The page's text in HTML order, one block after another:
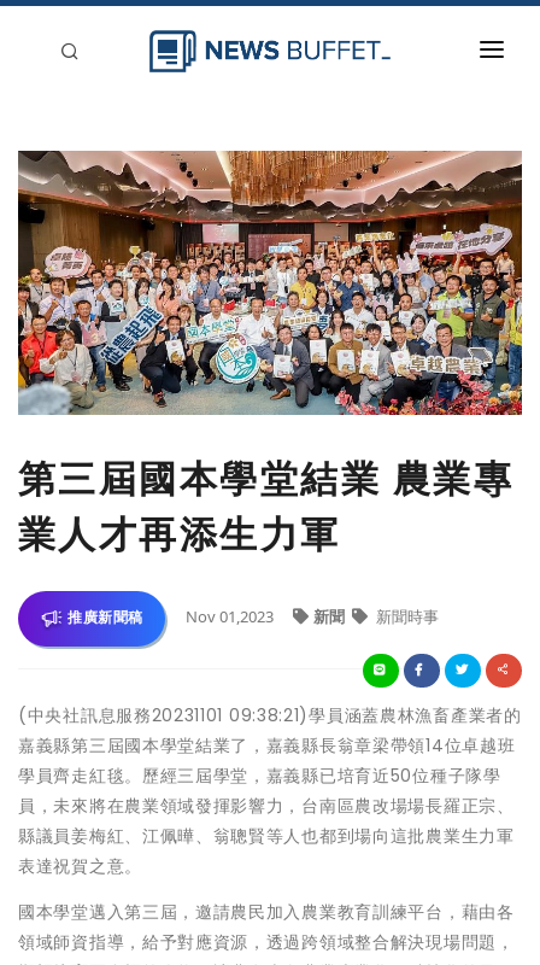
新聞稿分類
登入
刊登
第三屆國本學堂結業 農業專
業人才再添生力軍
推廣新聞稿 Nov 01,2023 新聞 新聞時事
(中央社訊息服務20231101 09:38:21)學員涵蓋農林漁畜產業者的
嘉義縣第三屆國本學堂結業了，嘉義縣長翁章梁帶領14位卓越班
學員齊走紅毯。歷經三屆學堂，嘉義縣已培育近50位種子隊學
員，未來將在農業領域發揮影響力，台南區農改場場長羅正宗、
縣議員姜梅紅、江佩曄、翁聰賢等人也都到場向這批農業生力軍
表達祝賀之意。
國本學堂邁入第三屆，邀請農民加入農業教育訓練平台，藉由各
領域師資指導，給予對應資源，透過跨領域整合解決現場問題，